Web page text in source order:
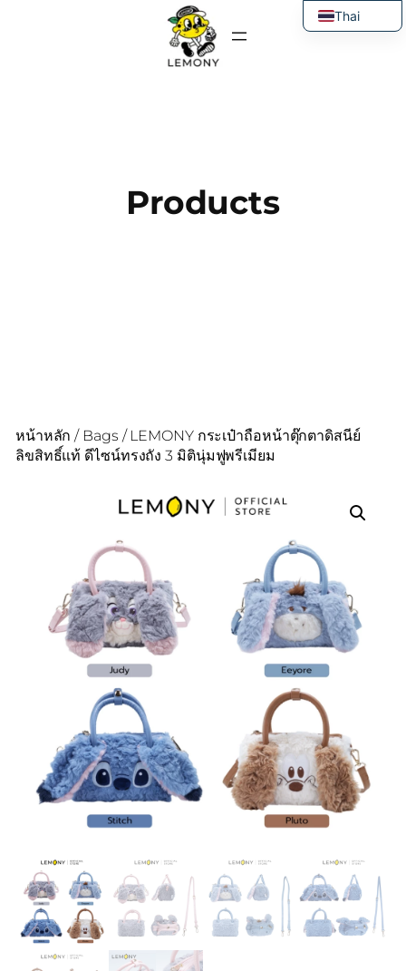
Products
หน้าหลัก / Bags / LEMONY กระเป๋าถือหน้าตุ๊กตาดิสนีย์
ลิขสิทธิ์แท้ ดีไซน์ทรงถัง 3 มิตินุ่มฟูพรีเมียม
Thai